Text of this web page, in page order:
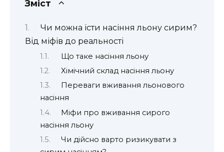
Зміст
Чи можна їсти насіння льону сирим?
Від міфів до реальності
Що таке насіння льону
Хімічний склад насіння льону
Переваги вживання льонового
насіння
Міфи про вживання сирого
насіння льону
Чи дійсно варто ризикувати з